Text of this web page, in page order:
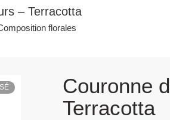
– Terracotta
florales
Couronne
Terracotta